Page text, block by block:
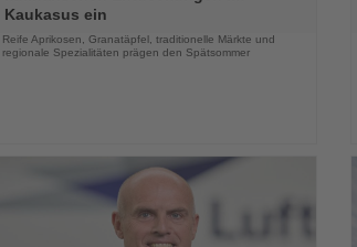
Nachrichten
Kaukasus ein
Reife Aprikosen, Granatäpfel, traditionelle Märkte und
regionale Spezialitäten prägen den Spätsommer